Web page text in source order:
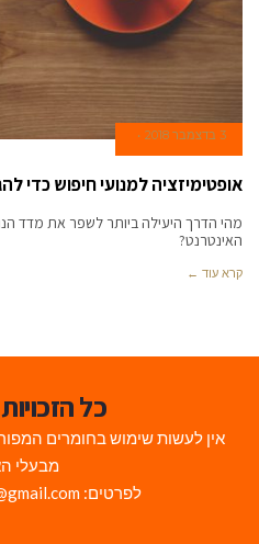
3 בדצמבר 2018
אופטימיזציה למנועי חיפוש כדי
מהי הדרך היעילה ביותר לשפר את מדד
האינטרנט?
קרא עוד ←
כל
אין לעשות שימוש בחומרים
מבעלי
לפרטים: Avihai.ZoomAt@gmail.com